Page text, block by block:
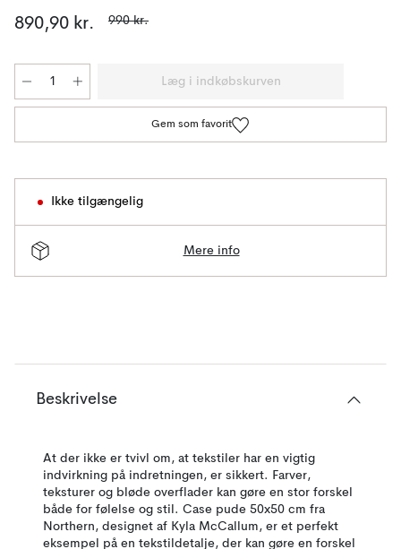
890,90 kr. 990 kr.
Læg i indkøbskurven
Gem som favorit
Ikke tilgængelig
Mere info
Beskrivelse
At der ikke er tvivl om, at tekstiler har en vigtig
indvirkning på indretningen, er sikkert. Farver,
teksturer og bløde overflader kan gøre en stor forskel
både for følelse og stil. Case pude 50x50 cm fra
Northern, designet af Kyla McCallum, er et perfekt
eksempel på en tekstildetalje, der kan gøre en forskel